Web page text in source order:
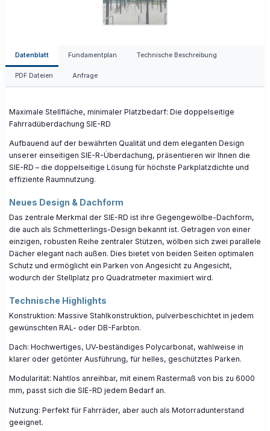
Datenblatt Fundamentplan Technische Beschreibung
PDF Dateien Anfrage
Maximale Stellfläche, minimaler Platzbedarf: Die doppelseitige
Fahrradüberdachung SIE-RD
Aufbauend auf der bewährten Qualität und dem eleganten Design
unserer einseitigen SIE-R-Überdachung, präsentieren wir Ihnen die
SIE-RD – die doppelseitige Lösung für höchste Parkplatzdichte und
effiziente Raumnutzung.
Neues Design & Dachform
Das zentrale Merkmal der SIE-RD ist ihre Gegengewölbe-Dachform,
die auch als Schmetterlings-Design bekannt ist. Getragen von einer
einzigen, robusten Reihe zentraler Stützen, wölben sich zwei parallele
Dächer elegant nach außen. Dies bietet von beiden Seiten optimalen
Schutz und ermöglicht ein Parken von Angesicht zu Angesicht,
wodurch der Stellplatz pro Quadratmeter maximiert wird.
Technische Highlights
Konstruktion: Massive Stahlkonstruktion, pulverbeschichtet in jedem
gewünschten RAL- oder DB-Farbton.
Dach: Hochwertiges, UV-beständiges Polycarbonat, wahlweise in
klarer oder getönter Ausführung, für helles, geschütztes Parken.
Modularität: Nahtlos anreihbar, mit einem Rastermaß von bis zu 6000
mm, passt sich die SIE-RD jedem Bedarf an.
Nutzung: Perfekt für Fahrräder, aber auch als Motorradunterstand
geeignet.